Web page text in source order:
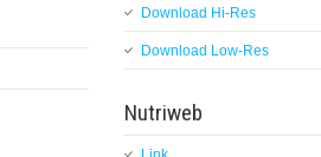
Download Hi-Res
Download Low-Res
Nutriweb